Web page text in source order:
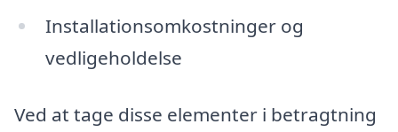
Installationsomkostninger og
vedligeholdelse
Ved at tage disse elementer i betragtning